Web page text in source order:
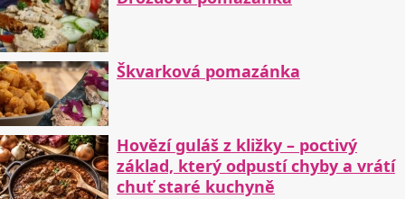
Škvarková pomazánka
Hovězí guláš z kližky – poctivý
základ, který odpustí chyby a vrátí
chuť staré kuchyně